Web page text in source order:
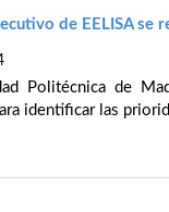
de EELISA se
Politécnica de
identificar las